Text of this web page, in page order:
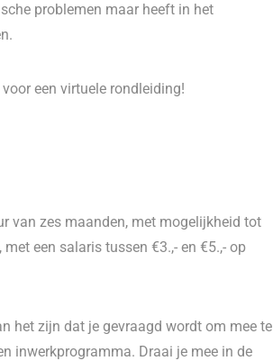
problemen maar heeft in het
een virtuele rondleiding!
van zes maanden, met mogelijkheid tot
een salaris tussen €3.,- en €5.,- op
het zijn dat je gevraagd wordt om mee te
inwerkprogramma. Draai je mee in de